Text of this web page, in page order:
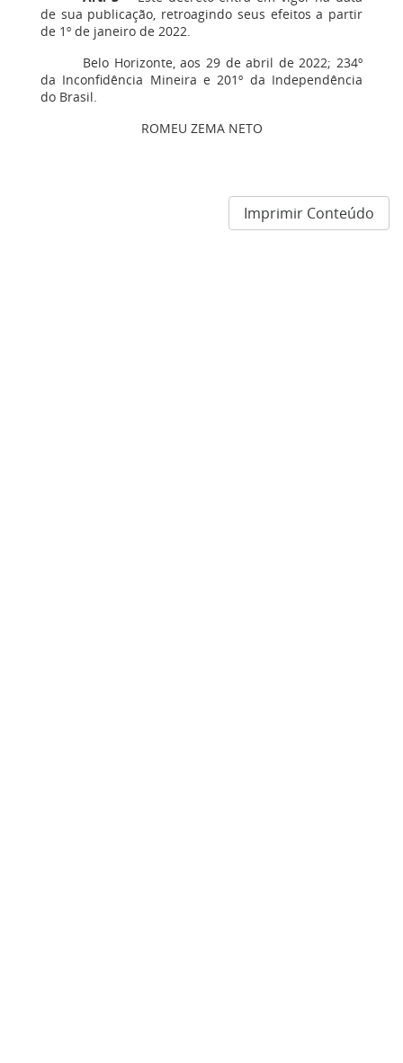
de sua publicação, retroagindo seus efeitos a partir
de 1º de janeiro de 2022.
Belo Horizonte, aos 29 de abril de 2022; 234º
da Inconfidência Mineira e 201º da Independência
do Brasil.
ROMEU ZEMA NETO
Imprimir Conteúdo